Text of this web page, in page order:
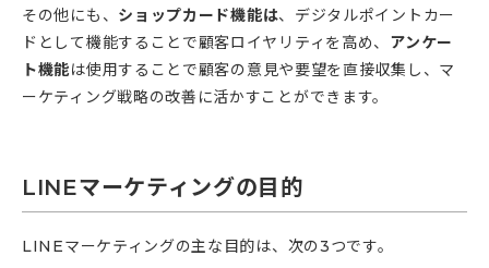
その他にも、 ショップカード機能は、デジタルポイントカー
ドとして機能することで顧客ロイヤリティを高め、 アンケー
ト機能は使用することで顧客の意見や要望を直接収集し、マ
ーケティング戦略の改善に活かすことができます。
LINEマーケティングの目的
LINEマーケティングの主な目的は、次の3つです。